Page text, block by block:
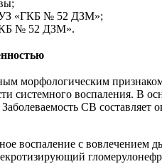
«ГКБ № 52 ДЗМ»;
№ 52 ДЗМ».
морфологическим
системного воспаления.
СВ составляет
воспаление с вовлечением